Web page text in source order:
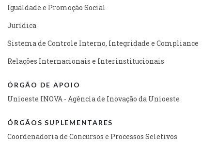
Igualdade e Promoção Social
Jurídica
Sistema de Controle Interno, Integridade e Compliance
Relações Internacionais e Interinstitucionais
ÓRGÃO DE APOIO
Unioeste INOVA - Agência de Inovação da Unioeste
ÓRGÃOS SUPLEMENTARES
Coordenadoria de Concursos e Processos Seletivos